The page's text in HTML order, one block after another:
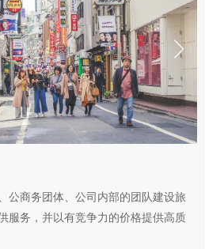
公商务团体、公司内部的团队建设旅
服务，并以有竞争力的价格提供高质